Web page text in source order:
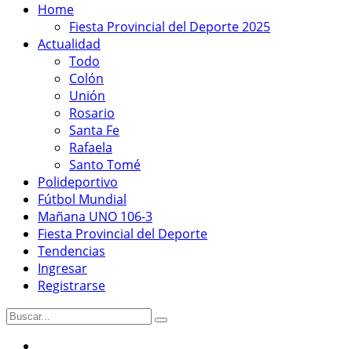
Home
Fiesta Provincial del Deporte 2025
Actualidad
Todo
Colón
Unión
Rosario
Santa Fe
Rafaela
Santo Tomé
Polideportivo
Fútbol Mundial
Mañana UNO 106-3
Fiesta Provincial del Deporte
Tendencias
Ingresar
Registrarse